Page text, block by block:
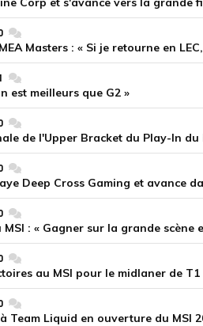
commentaires
Masters : « Si je retourne en
commentaires
est meilleurs que G2 »
commentaires
de l'Upper Bracket du Play-In du
commentaires
Deep Cross Gaming et avance
commentaires
commentaires
au MSI pour le midlaner de T1
commentaires
Team Liquid en ouverture du MSI